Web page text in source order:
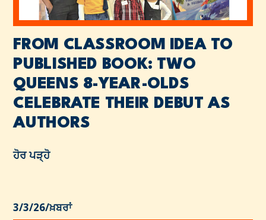
FROM CLASSROOM IDEA TO
PUBLISHED BOOK: TWO
QUEENS 8-YEAR-OLDS
CELEBRATE THEIR DEBUT AS
AUTHORS
ਹੋਰ ਪੜ੍ਹੋ
3/3/26/ਖ਼ਬਰਾਂ